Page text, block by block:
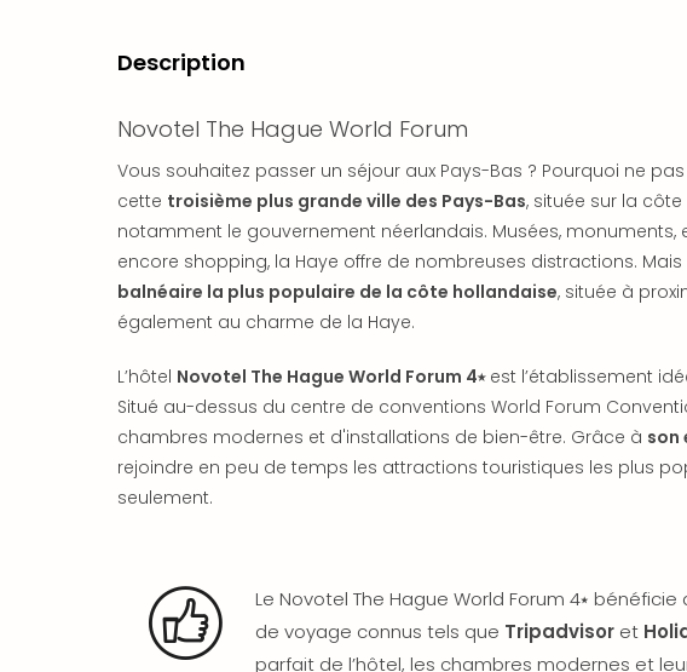
Description
Novotel The Hague World Forum
Vous souhaitez passer un séjour aux Pays-Bas ? Pourquoi ne
cette troisième plus grande ville des Pays-Bas, située sur la
notamment le gouvernement néerlandais. Musées, monuments,
encore shopping, la Haye offre de nombreuses distractions.
balnéaire la plus populaire de la côte hollandaise, située à
également au charme de la Haye.
L’hôtel Novotel The Hague World Forum 4⭑est l’établissement
Situé au-dessus du centre de conventions World Forum
chambres modernes et d'installations de bien-être. Grâce à son
rejoindre en peu de temps les attractions touristiques les plus
seulement.
Le Novotel The Hague World Forum 4⭑
de voyage connus tels que Tripadvisor et
parfait de l’hôtel, les chambres modernes et